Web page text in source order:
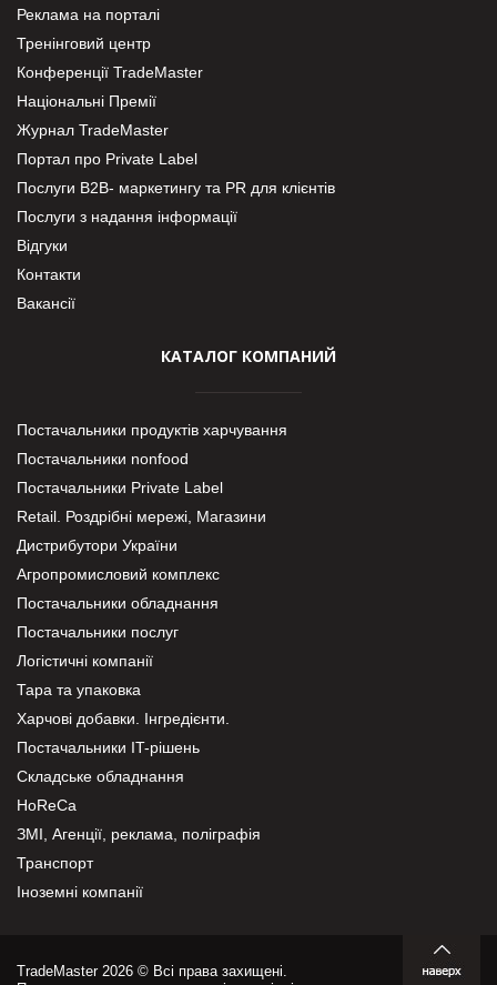
Реклама на порталі
Тренінговий центр
Конференції TradeMaster
Національні Премії
Журнал TradeMaster
Портал про Private Label
Послуги В2В- маркетингу та PR для клієнтів
Послуги з надання інформації
Відгуки
Контакти
Вакансії
КАТАЛОГ КОМПАНИЙ
Постачальники продуктів харчування
Постачальники nonfood
Постачальники Private Label
Retail. Роздрібні мережі, Магазини
Дистрибутори України
Агропромисловий комплекс
Постачальники обладнання
Постачальники послуг
Логістичні компанії
Тара та упаковка
Харчові добавки. Інгредієнти.
Постачальники IT-рішень
Складське обладнання
HoReCa
ЗМІ, Агенції, реклама, поліграфія
Транспорт
Іноземні компанії
TradeMaster 2026 © Всі права захищені.